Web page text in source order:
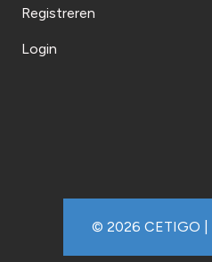
Registreren
Login
© 2026 CETIGO |